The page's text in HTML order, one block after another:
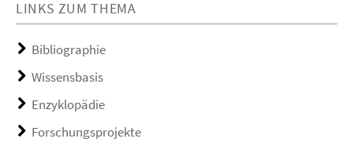
LINKS ZUM THEMA
Bibliographie
Wissensbasis
Enzyklopädie
Forschungsprojekte